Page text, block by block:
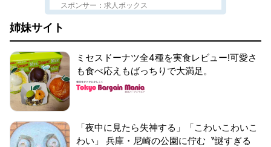
スポンサー：求人ボックス
姉妹サイト
ミセスドーナツ全4種を実食レビュー!可愛さ
も食べ応えもばっちりで大満足。
「夜中に見たら失神する」「こわいこわいこ
わい」 兵庫・尼崎の公園に佇む〝謎すぎる